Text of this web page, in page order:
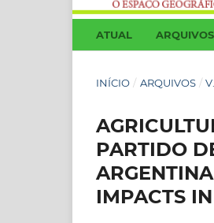
ATUAL ARQUIVOS
INÍCIO / ARQUIVOS /
PARTIDO
IMPACTS